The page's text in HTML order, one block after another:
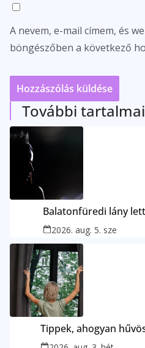
A nevem, e-mail címem, és
böngészőben a következő
További
Balatonfüredi lány
2026. aug. 5. sze
Tippek, ahogyan